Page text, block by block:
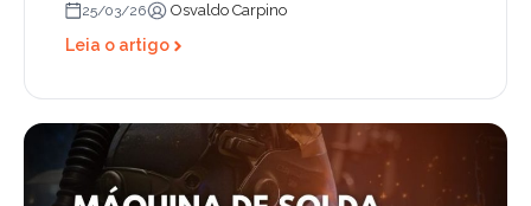
25/03/26 Osvaldo Carpino
Leia o artigo